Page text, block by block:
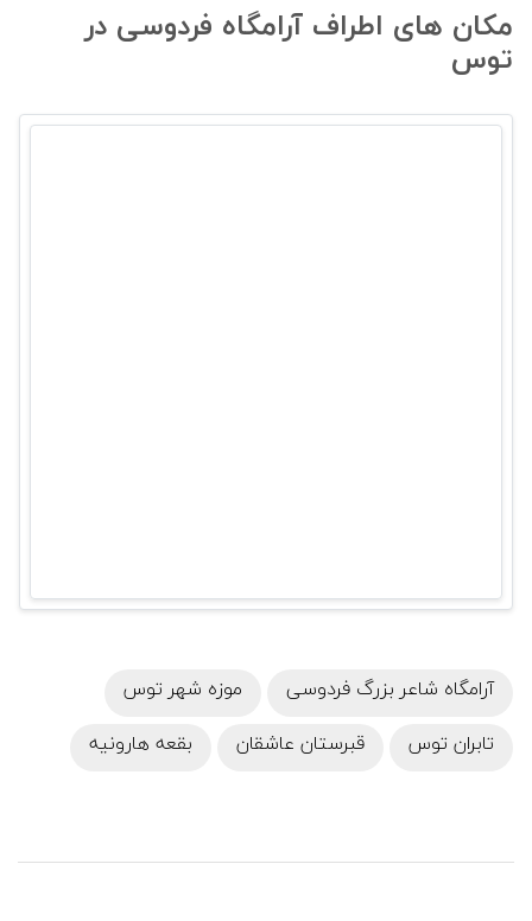
مکان های اطراف آرامگاه فردوسی در
توس
آرامگاه شاعر بزرگ فردوسی
موزه شهر توس
تابران توس
قبرستان عاشقان بقعه هارونیه